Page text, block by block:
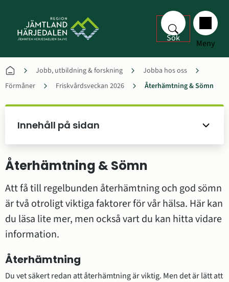
Sök Meny
Jobb, utbildning & forskning
Jobba hos oss
Förmåner
Friskvårdsveckan 2026 Återhämtning & Sömn
Innehåll på sidan
Återhämtning & Sömn
Att få till regelbunden återhämtning och god sömn
är två otroligt viktiga faktorer för vår hälsa. Här kan
du läsa lite mer, men också vart du kan hitta vidare
information.
Återhämtning
Du vet säkert redan att återhämtning är viktig. Men det är lätt att